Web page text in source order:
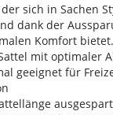
sich in Sachen
dank der
Komfort bietet.
mit optimaler
geeignet für